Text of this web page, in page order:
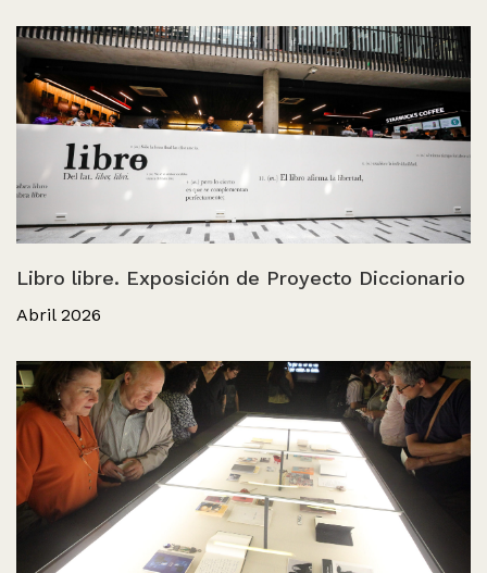
Libro libre. Exposición de Proyecto Diccionario
Abril 2026